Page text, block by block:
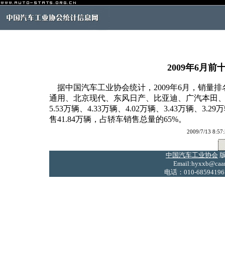
2009年6月前
据中国汽车工业协会统计，2009年6月，销量
通用、北京现代、东风日产、比亚迪、广汽本田
5.53万辆、4.33万辆、4.02万辆、3.43万辆、3.29
售41.84万辆，占轿车销售总量的65%。
2009/7/13
中国汽车工业协会
电话：010-